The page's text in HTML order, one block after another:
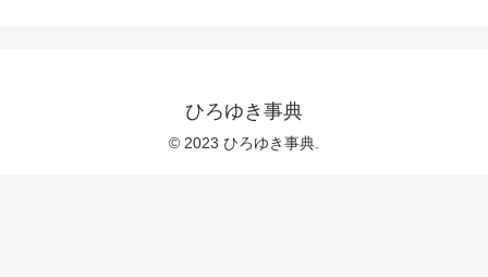
ひろゆき事典
© 2023 ひろゆき事典.